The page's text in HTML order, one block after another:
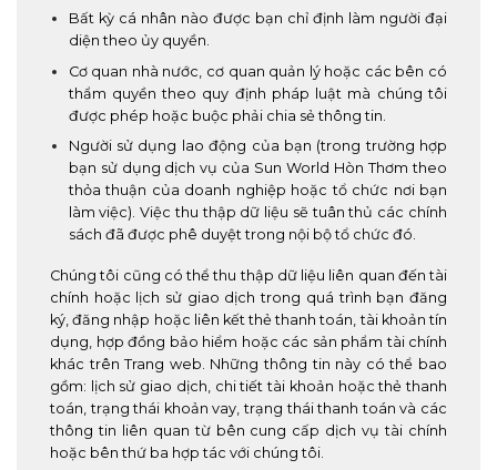
Bất kỳ cá nhân nào được bạn chỉ định làm người đại
diện theo ủy quyền.
Cơ quan nhà nước, cơ quan quản lý hoặc các bên có
thẩm quyền theo quy định pháp luật mà chúng tôi
được phép hoặc buộc phải chia sẻ thông tin.
Người sử dụng lao động của bạn (trong trường hợp
bạn sử dụng dịch vụ của Sun World Hòn Thơm theo
thỏa thuận của doanh nghiệp hoặc tổ chức nơi bạn
làm việc). Việc thu thập dữ liệu sẽ tuân thủ các chính
sách đã được phê duyệt trong nội bộ tổ chức đó.
Chúng tôi cũng có thể thu thập dữ liệu liên quan đến tài
chính hoặc lịch sử giao dịch trong quá trình bạn đăng
ký, đăng nhập hoặc liên kết thẻ thanh toán, tài khoản tín
dụng, hợp đồng bảo hiểm hoặc các sản phẩm tài chính
khác trên Trang web. Những thông tin này có thể bao
gồm: lịch sử giao dịch, chi tiết tài khoản hoặc thẻ thanh
toán, trạng thái khoản vay, trạng thái thanh toán và các
thông tin liên quan từ bên cung cấp dịch vụ tài chính
hoặc bên thứ ba hợp tác với chúng tôi.